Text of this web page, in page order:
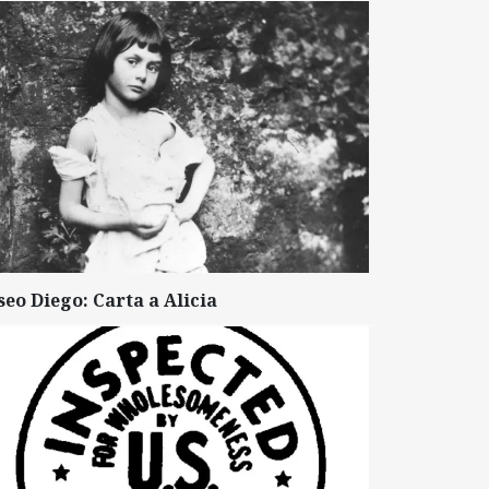
Diego: Carta a Alicia